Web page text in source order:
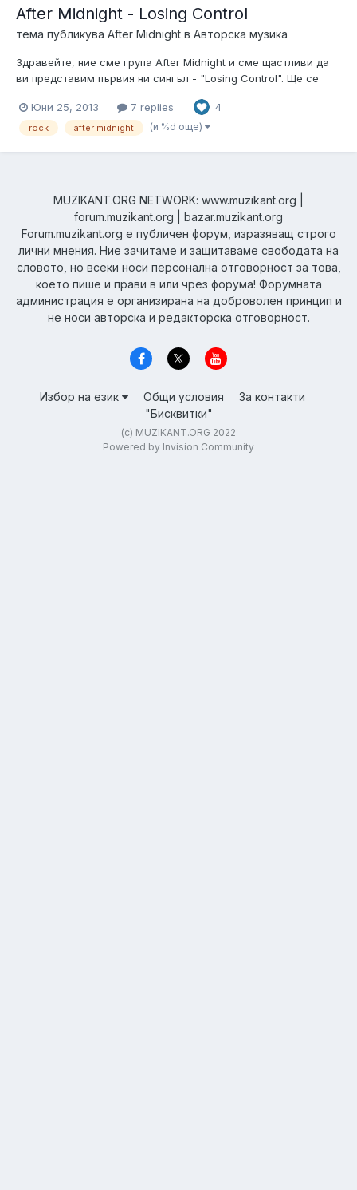
After Midnight - Losing Control
тема публикува After Midnight в Авторска музика
Здравейте, ние сме група After Midnight и сме щастливи да
ви представим първия ни сингъл - "Losing Control". Ще се
Юни 25, 2013
7 replies 4
rock after midnight (и %d още)
MUZIKANT.ORG NETWORK: www.muzikant.org |
forum.muzikant.org | bazar.muzikant.org
Forum.muzikant.org е публичен форум, изразяващ строго
лични мнения. Ние зачитаме и защитаваме свободата на
словото, но всеки носи персонална отговорност за това,
което пише и прави в или чрез форума! Форумната
администрация е организирана на доброволен принцип и
не носи авторска и редакторска отговорност.
Избор на език Общи условия
За контакти
"Бисквитки"
(c) MUZIKANT.ORG 2022
Powered by Invision Community